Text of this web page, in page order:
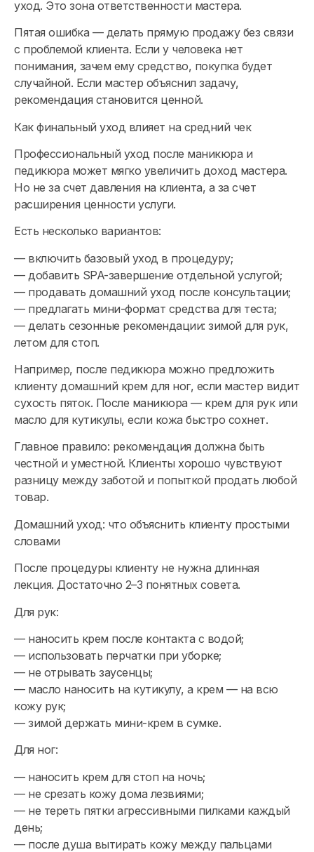
уход. Это зона ответственности мастера.
Пятая ошибка — делать прямую продажу без связи
с проблемой клиента. Если у человека нет
понимания, зачем ему средство, покупка будет
случайной. Если мастер объяснил задачу,
рекомендация становится ценной.
Как финальный уход влияет на средний чек
Профессиональный уход после маникюра и
педикюра может мягко увеличить доход мастера.
Но не за счет давления на клиента, а за счет
расширения ценности услуги.
Есть несколько вариантов:
— включить базовый уход в процедуру;
— добавить SPA-завершение отдельной услугой;
— продавать домашний уход после консультации;
— предлагать мини-формат средства для теста;
— делать сезонные рекомендации: зимой для рук,
летом для стоп.
Например, после педикюра можно предложить
клиенту домашний крем для ног, если мастер видит
сухость пяток. После маникюра — крем для рук или
масло для кутикулы, если кожа быстро сохнет.
Главное правило: рекомендация должна быть
честной и уместной. Клиенты хорошо чувствуют
разницу между заботой и попыткой продать любой
товар.
Домашний уход: что объяснить клиенту простыми
словами
После процедуры клиенту не нужна длинная
лекция. Достаточно 2–3 понятных совета.
Для рук:
— наносить крем после контакта с водой;
— использовать перчатки при уборке;
— не отрывать заусенцы;
— масло наносить на кутикулу, а крем — на всю
кожу рук;
— зимой держать мини-крем в сумке.
Для ног:
— наносить крем для стоп на ночь;
— не срезать кожу дома лезвиями;
— не тереть пятки агрессивными пилками каждый
день;
— после душа вытирать кожу между пальцами